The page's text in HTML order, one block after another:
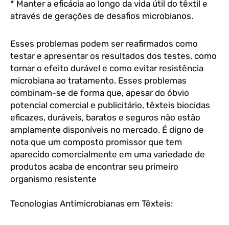
* Manter a eficácia ao longo da vida útil do têxtil e
através de gerações de desafios microbianos.
Esses problemas podem ser reafirmados como
testar e apresentar os resultados dos testes, como
tornar o efeito durável e como evitar resistência
microbiana ao tratamento. Esses problemas
combinam-se de forma que, apesar do óbvio
potencial comercial e publicitário, têxteis biocidas
eficazes, duráveis, baratos e seguros não estão
amplamente disponíveis no mercado. É digno de
nota que um composto promissor que tem
aparecido comercialmente em uma variedade de
produtos acaba de encontrar seu primeiro
organismo resistente
Tecnologias Antimicrobianas em Têxteis: